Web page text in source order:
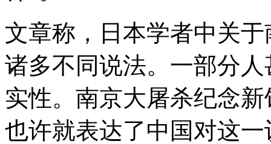
文章称，日本学者中关
诸多不同说法。一部分
实性。南京大屠杀纪念
也许就表达了中国对这